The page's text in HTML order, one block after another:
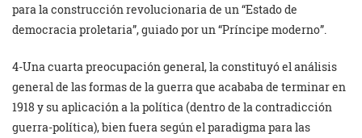
para la construcción revolucionaria de un “Estado de
democracia proletaria”, guiado por un “Príncipe moderno”.
4-Una cuarta preocupación general, la constituyó el análisis
general de las formas de la guerra que acababa de terminar en
1918 y su aplicación a la política (dentro de la contradicción
guerra-política), bien fuera según el paradigma para las